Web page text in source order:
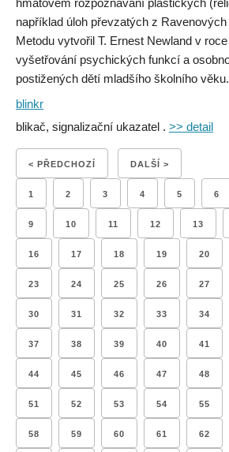
hmatovém rozpoznávání plastických
například úloh převzatých z
Metodu vytvořil T. Ernest Newland v
vyšetřování psychických funkcí a
postižených dětí mladšího školního
blinkr
blikač, signalizační ukazatel . >> detail
< PŘEDCHOZÍ DALŠÍ >
1 2 3 4 5 6
9 10 11 12 13
16 17 18 19 20
23 24 25 26 27
30 31 32 33 34
37 38 39 40 41
44 45 46 47 48
51 52 53 54 55
58 59 60 61 62